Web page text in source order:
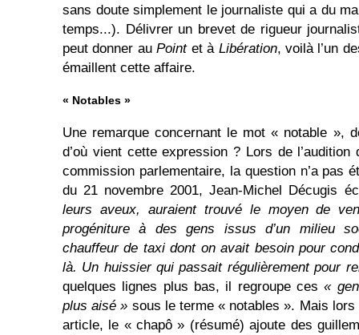
sans doute simplement le journaliste qui a du
temps...). Délivrer un brevet de rigueur
peut donner auPointet à Libération, voilà l’un
émaillent cette affaire.
« Notables »
Une remarque concernant le mot « notable »,
d’où vient cette expression ? Lors de
commission parlementaire, la question n’a pas
du 21 novembre 2001, Jean-Michel Décugis
leurs aveux, auraient trouvé le moyen de
progéniture à des gens issus d’un milieu
chauffeur de taxi dont on avait besoin pour
là. Un huissier qui passait régulièrement pour
quelques lignes plus bas, il regroupe ces«
plus aisé » sous le terme « notables ». Mais
article, le « chapô » (résumé) ajoute des